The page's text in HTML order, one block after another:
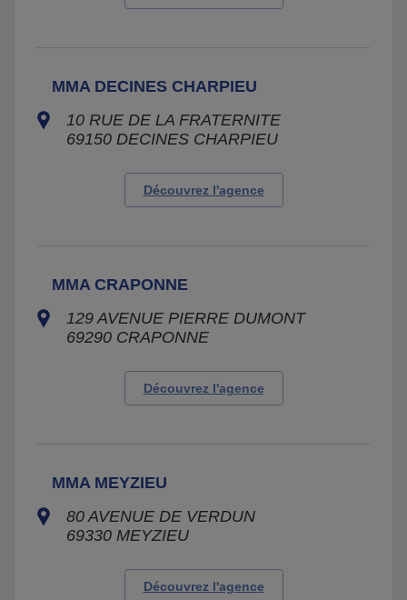
MMA DECINES CHARPIEU
10 RUE DE LA FRATERNITE
69150 DECINES CHARPIEU
Découvrez l'agence
MMA CRAPONNE
129 AVENUE PIERRE DUMONT
69290 CRAPONNE
Découvrez l'agence
MMA MEYZIEU
80 AVENUE DE VERDUN
69330 MEYZIEU
Découvrez l'agence